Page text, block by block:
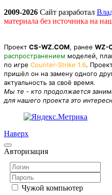
2009-2026 Сайт разработал
материала без источника на
Проект CS-WZ.COM, ранее WZ-
распространением моделей,
по игре Counter-Strike 1.6.
пришёл он на замену одного
актуальность за своё время.
Мы те - кто продолжается
для нашего проекта это
Наверх
Авторизация
Чужой компьютер